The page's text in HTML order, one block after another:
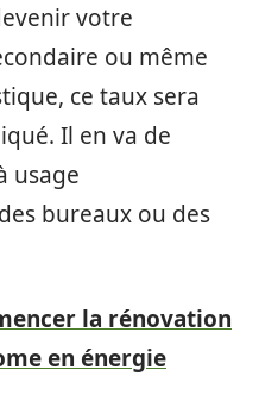
votre
ou même
ce taux sera
Il en va de
usage
bureaux ou des
la rénovation
en énergie